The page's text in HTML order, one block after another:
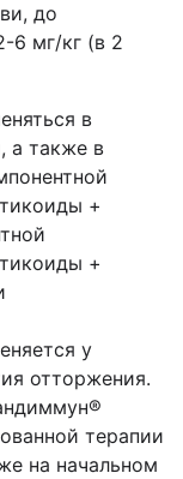
до
6 мг/кг (в 2
в
а также в
+
+
у
отторжения.
терапии
на начальном